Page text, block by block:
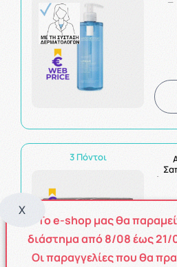
3 Πόντοι
X
Το e-shop μας θα
διάστημα από8/08έως21/
Οι παραγγελίες που θα